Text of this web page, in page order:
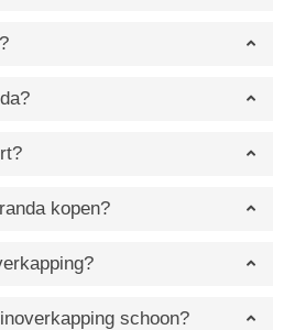
kopen?
schoon?